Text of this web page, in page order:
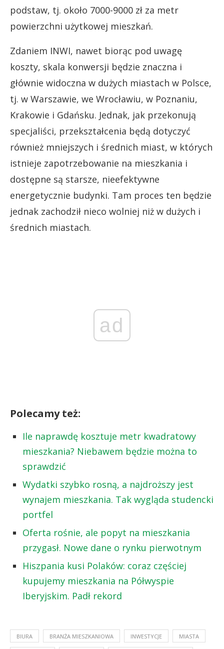
podstaw, tj. około 7000-9000 zł za metr
powierzchni użytkowej mieszkań.
Zdaniem INWI, nawet biorąc pod uwagę
koszty, skala konwersji będzie znaczna i
głównie widoczna w dużych miastach w Polsce,
tj. w Warszawie, we Wrocławiu, w Poznaniu,
Krakowie i Gdańsku. Jednak, jak przekonują
specjaliści, przekształcenia będą dotyczyć
również mniejszych i średnich miast, w których
istnieje zapotrzebowanie na mieszkania i
dostępne są starsze, nieefektywne
energetycznie budynki. Tam proces ten będzie
jednak zachodził nieco wolniej niż w dużych i
średnich miastach.
ad
Polecamy też:
Ile naprawdę kosztuje metr kwadratowy
mieszkania? Niebawem będzie można to
sprawdzić
Wydatki szybko rosną, a najdroższy jest
wynajem mieszkania. Tak wygląda studencki
portfel
Oferta rośnie, ale popyt na mieszkania
przygasł. Nowe dane o rynku pierwotnym
Hiszpania kusi Polaków: coraz częściej
kupujemy mieszkania na Półwyspie
Iberyjskim. Padł rekord
BIURA BRANŻA MIESZKANIOWA INWESTYCJE MIASTA